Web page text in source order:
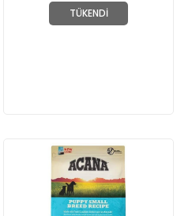
TÜKENDI